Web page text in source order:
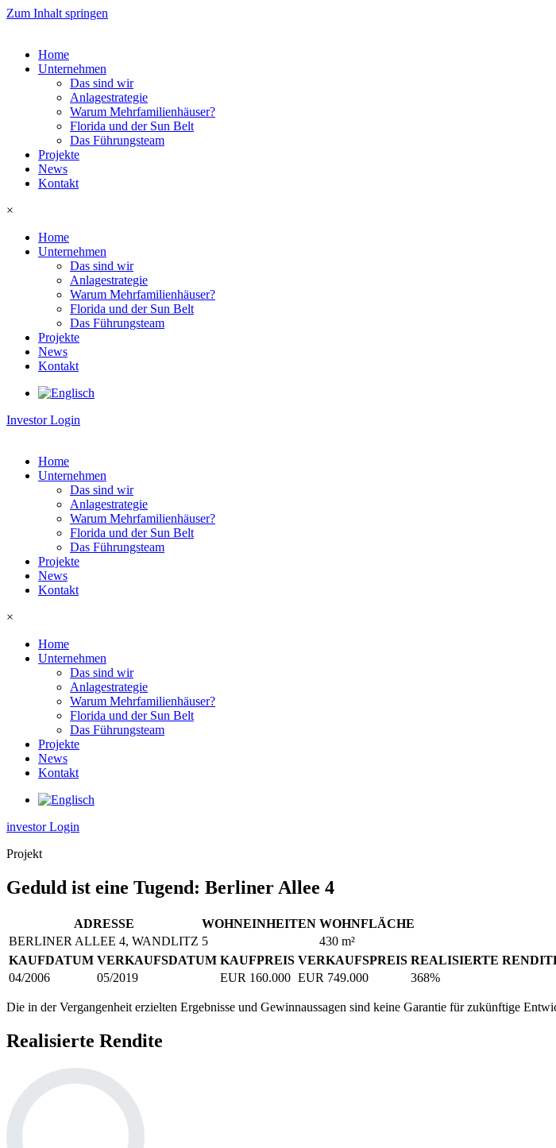
Zum Inhalt springen
Home
Unternehmen
Das sind wir
Anlagestrategie
Warum Mehrfamilienhäuser?
Florida und der Sun Belt
Das Führungsteam
Projekte
News
Kontakt
×
Home
Unternehmen
Das sind wir
Anlagestrategie
Warum Mehrfamilienhäuser?
Florida und der Sun Belt
Das Führungsteam
Projekte
News
Kontakt
Investor Login
Home
Unternehmen
Das sind wir
Anlagestrategie
Warum Mehrfamilienhäuser?
Florida und der Sun Belt
Das Führungsteam
Projekte
News
Kontakt
×
Home
Unternehmen
Das sind wir
Anlagestrategie
Warum Mehrfamilienhäuser?
Florida und der Sun Belt
Das Führungsteam
Projekte
News
Kontakt
investor Login
Projekt
Geduld ist eine Tugend: Berliner Allee 4
ADRESSE WOHNEINHEITEN WOHNFLÄCHE
BERLINER ALLEE 4, WANDLITZ 5
430 m²
KAUFDATUM VERKAUFSDATUM KAUFPREIS VERKAUFSPREIS REALISIERTE
04/2006
05/2019 EUR 160.000 EUR 749.000 368%
Die in der Vergangenheit erzielten Ergebnisse und Gewinnaussagen sind keine Garantie für zukünftige
Realisierte Rendite